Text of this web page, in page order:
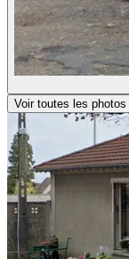
Voir toutes les photos